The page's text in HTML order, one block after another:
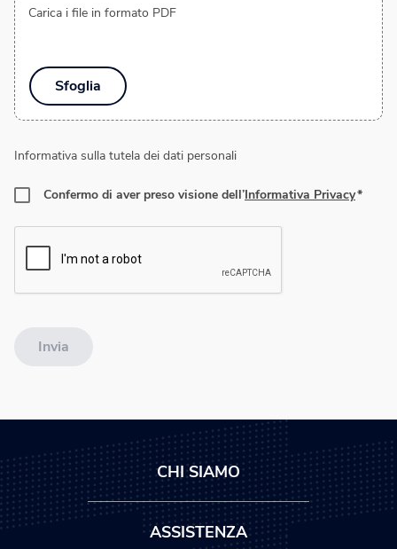
Sfoglia
Carica i file in formato PDF
Informativa sulla tutela dei dati personali
Confermo di aver preso visione dell’Informativa Privacy
Invia
CHI SIAMO
ASSISTENZA